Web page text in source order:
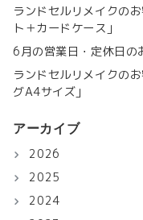
ランドセルリメイクの
ト＋カードケース」
6月の営業日・定休日の
ランドセルリメイクの
グA4サイズ」
アーカイブ
2026
2025
2024